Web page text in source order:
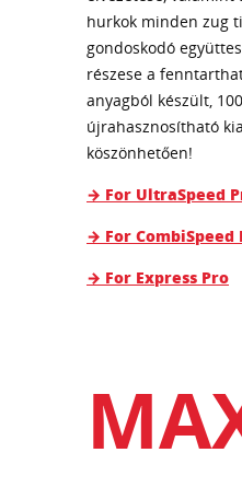
hurkok minden zug
gondoskodó
részese a
anyagból készült,
újrahasznosítható
köszönhetően!
→ For UltraSpeed
→ For CombiSpeed
→ For Express Pro